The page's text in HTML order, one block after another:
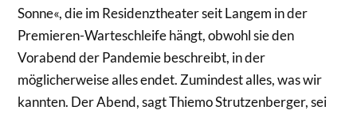
Sonne«, die im Residenztheater seit Langem in der
Premieren-Warteschleife hängt, obwohl sie den
Vorabend der Pandemie beschreibt, in der
möglicherweise alles endet. Zumindest alles, was wir
kannten. Der Abend, sagt Thiemo Strutzenberger, sei